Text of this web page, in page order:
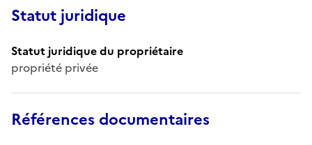
Statut juridique
Statut juridique du propriétaire
propriété privée
Références documentaires